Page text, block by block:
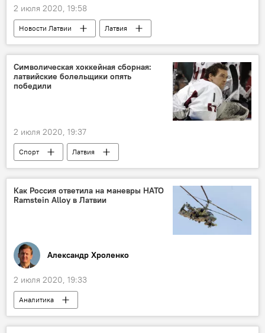
2 июля 2020, 19:58
Новости Латвии
Латвия
Госполиция
Символическая хоккейная сборная:
латвийские болельщики опять
победили
2 июля 2020, 19:37
Спорт
Латвия
Международная федерация хоккея
Такой хоккей нам нужен
Как Россия ответила на маневры НАТО
Ramstein Alloy в Латвии
Александр Хроленко
2 июля 2020, 19:33
Аналитика